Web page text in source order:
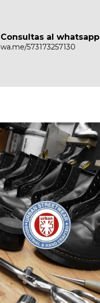
Consultas al whatsapp
wa.me/573173257130